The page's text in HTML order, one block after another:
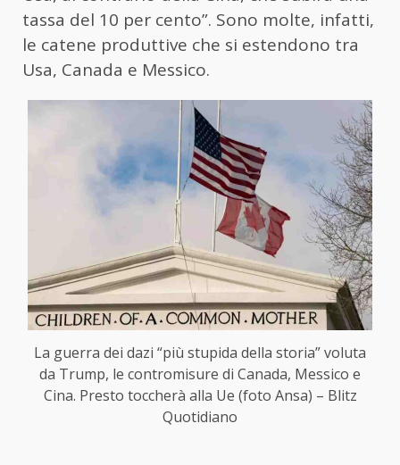
tassa del 10 per cento”. Sono molte, infatti,
le catene produttive che si estendono tra
Usa, Canada e Messico.
La guerra dei dazi “più stupida della storia” voluta
da Trump, le contromisure di Canada, Messico e
Cina. Presto toccherà alla Ue (foto Ansa) – Blitz
Quotidiano